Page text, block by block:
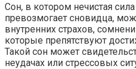
Сон, в котором нечистая
превозмогает сновидца,
внутренних страхов,
которые препятствуют
Такой сон может
неудачах или стрессовых